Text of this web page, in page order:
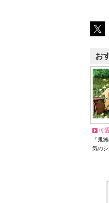
お
可
『鬼
気の